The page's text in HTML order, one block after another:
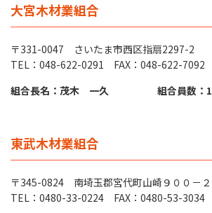
大宮木材業組合
〒331-0047 さいたま市西区指扇2297-2
TEL：048-622-0291 FAX：048-622-7092
組合長名：茂木 一久
組合員数：
東武木材業組合
〒345-0824 南埼玉郡宮代町山崎９００－２
TEL：0480-33-0224 FAX：0480-53-3034